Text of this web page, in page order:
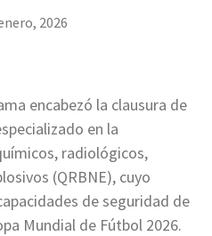
2026
encabezó la clausura de
en la
radiológicos,
(QRBNE), cuyo
de seguridad de
Mundial de Fútbol 2026.